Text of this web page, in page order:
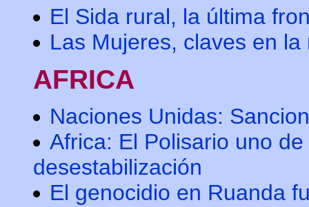
El Sida rural, la última
Las Mujeres, claves en
AFRICA
Naciones Unidas:
Africa: El Polisario uno
desestabilización
El genocidio en Ruanda